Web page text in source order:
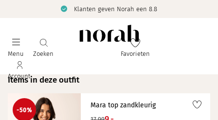
Klanten geven Norah een 8.8
Menu Zoeken Favorieten
Account
Items in deze outfit
-50%
Mara top zandkleurig